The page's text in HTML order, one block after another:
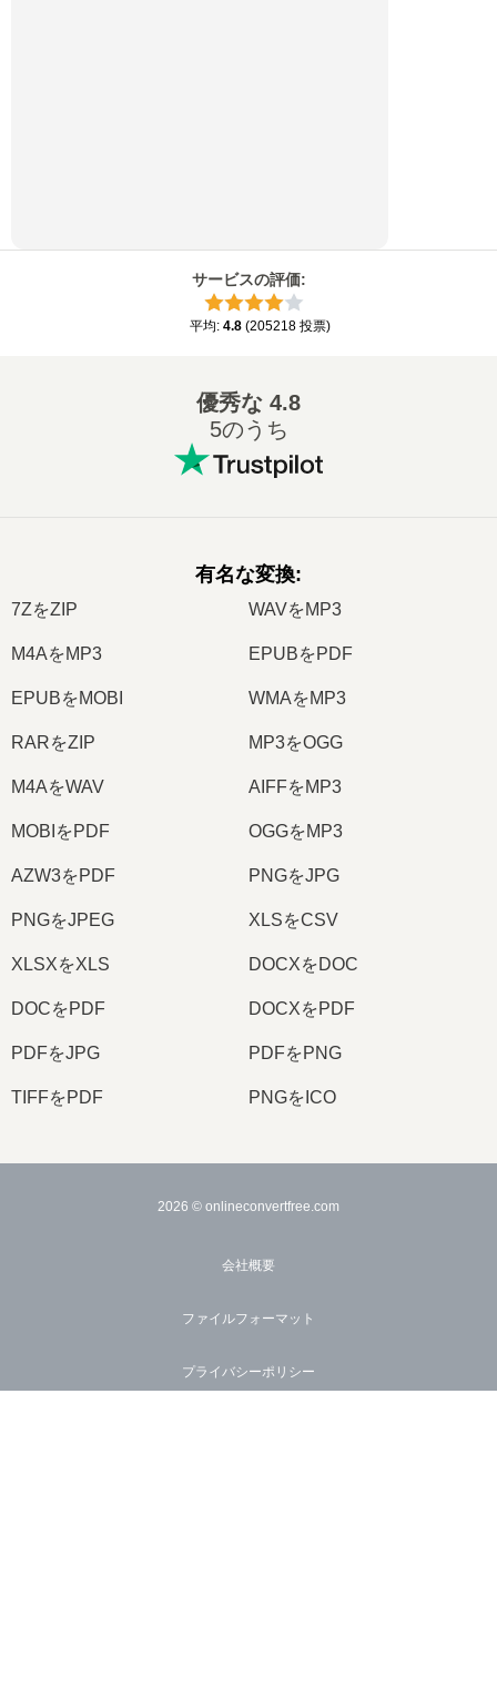
サービスの評価:
平均: 4.8 (205218 投票)
優秀な 4.8
5のうち
有名な変換:
7ZをZIP WAVをMP3
M4AをMP3 EPUBをPDF
EPUBをMOBI WMAをMP3
RARをZIP MP3をOGG
M4AをWAV AIFFをMP3
MOBIをPDF OGGをMP3
AZW3をPDF PNGをJPG
PNGをJPEG XLSをCSV
XLSXをXLS DOCXをDOC
DOCをPDF DOCXをPDF
PDFをJPG PDFをPNG
TIFFをPDF PNGをICO
2026 © onlineconvertfree.com
会社概要
ファイルフォーマット
プライバシーポリシー